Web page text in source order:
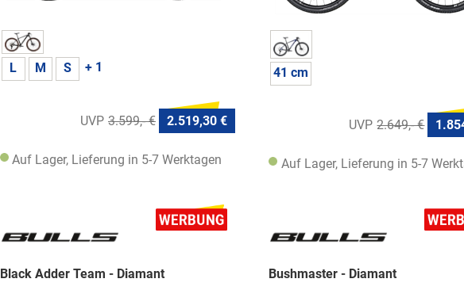
L M S + 1
3.599,- € 2.519,30 €
Auf Lager, Lieferung in 5-7 Werktagen
41 cm
2.649,- €
Auf Lager, Lieferung in 5-7
Black Adder Team - Diamant Bushmaster - Diamant